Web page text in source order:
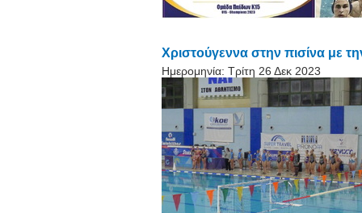
Χριστούγεννα στην πισίνα με
Ημερομηνία: Τρίτη 26 Δεκ 2023